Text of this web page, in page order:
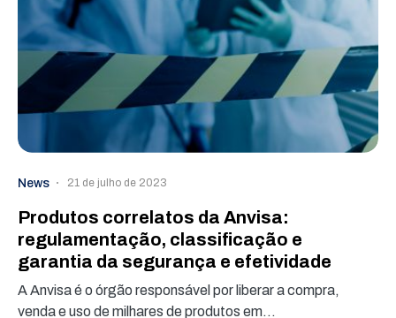
News 21 de julho de 2023
Produtos correlatos da Anvisa:
regulamentação, classificação e
garantia da segurança e efetividade
A Anvisa é o órgão responsável por liberar a compra,
venda e uso de milhares de produtos em…